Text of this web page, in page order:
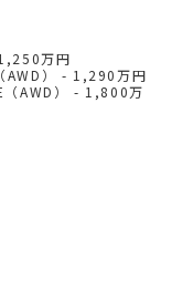
万円
AWD） - 1,290万円
（AWD） - 1,800万